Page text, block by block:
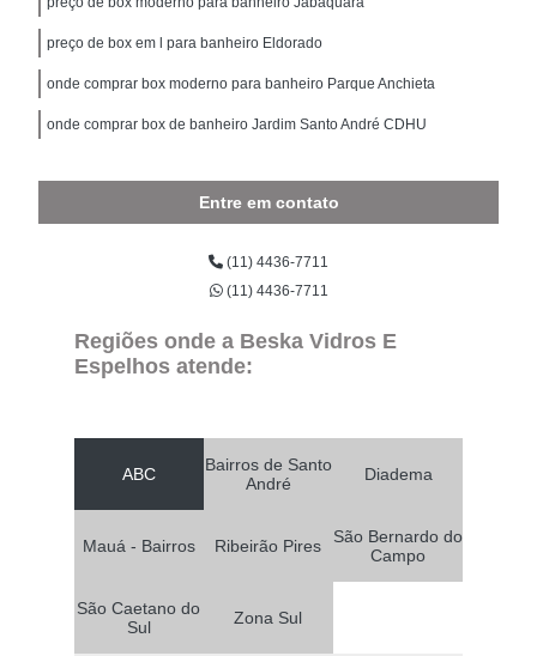
preço de box em l para banheiro Eldorado
onde comprar box moderno para banheiro Parque Anchieta
onde comprar box de banheiro Jardim Santo André CDHU
Entre em contato
(11) 4436-7711
(11) 4436-7711
Regiões onde a Beska Vidros E
Espelhos atende:
ABC
Bairros de Santo
André
Diadema
Mauá - Bairros Ribeirão Pires
São Bernardo do
Campo
São Caetano do
Sul
Zona Sul